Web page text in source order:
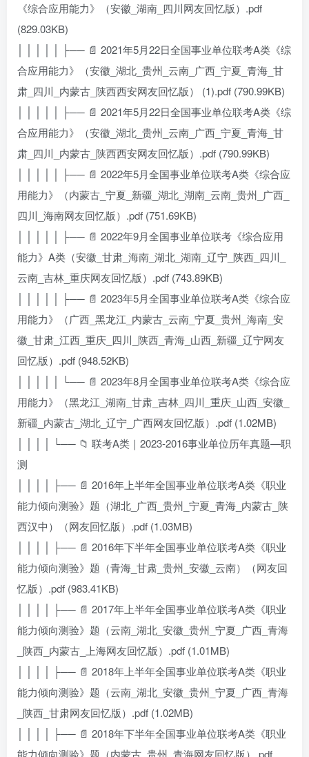
《综合应用能力》（安徽_湖南_四川网友回忆版）.pdf
(829.03KB)
│ │ │ │ │ ├── 📄 2021年5月22日全国事业单位联考A类《综
合应用能力》（安徽_湖北_贵州_云南_广西_宁夏_青海_甘
肃_四川_内蒙古_陕西西安网友回忆版） (1).pdf (790.99KB)
│ │ │ │ │ ├── 📄 2021年5月22日全国事业单位联考A类《综
合应用能力》（安徽_湖北_贵州_云南_广西_宁夏_青海_甘
肃_四川_内蒙古_陕西西安网友回忆版）.pdf (790.99KB)
│ │ │ │ │ ├── 📄 2022年5月全国事业单位联考A类《综合应
用能力》（内蒙古_宁夏_新疆_湖北_湖南_云南_贵州_广西_
四川_海南网友回忆版）.pdf (751.69KB)
│ │ │ │ │ ├── 📄 2022年9月全国事业单位联考《综合应用
能力》A类（安徽_甘肃_海南_湖北_湖南_辽宁_陕西_四川_
云南_吉林_重庆网友回忆版）.pdf (743.89KB)
│ │ │ │ │ ├── 📄 2023年5月全国事业单位联考A类《综合应
用能力》（广西_黑龙江_内蒙古_云南_宁夏_贵州_海南_安
徽_甘肃_江西_重庆_四川_陕西_青海_山西_新疆_辽宁网友
回忆版）.pdf (948.52KB)
│ │ │ │ │ └── 📄 2023年8月全国事业单位联考A类《综合应
用能力》（黑龙江_湖南_甘肃_吉林_四川_重庆_山西_安徽_
新疆_内蒙古_湖北_辽宁_广西网友回忆版）.pdf (1.02MB)
│ │ │ │ └── 📁 联考A类｜2023-2016事业单位历年真题—职
测
│ │ │ │ ├── 📄 2016年上半年全国事业单位联考A类《职业
能力倾向测验》题（湖北_广西_贵州_宁夏_青海_内蒙古_陕
西汉中）（网友回忆版）.pdf (1.03MB)
│ │ │ │ ├── 📄 2016年下半年全国事业单位联考A类《职业
能力倾向测验》题（青海_甘肃_贵州_安徽_云南）（网友回
忆版）.pdf (983.41KB)
│ │ │ │ ├── 📄 2017年上半年全国事业单位联考A类《职业
能力倾向测验》题（云南_湖北_安徽_贵州_宁夏_广西_青海
_陕西_内蒙古_上海网友回忆版）.pdf (1.01MB)
│ │ │ │ ├── 📄 2018年上半年全国事业单位联考A类《职业
能力倾向测验》题（云南_湖北_安徽_贵州_宁夏_广西_青海
_陕西_甘肃网友回忆版）.pdf (1.02MB)
│ │ │ │ ├── 📄 2018年下半年全国事业单位联考A类《职业
能力倾向测验》题（内蒙古_贵州_青海网友回忆版）.pdf